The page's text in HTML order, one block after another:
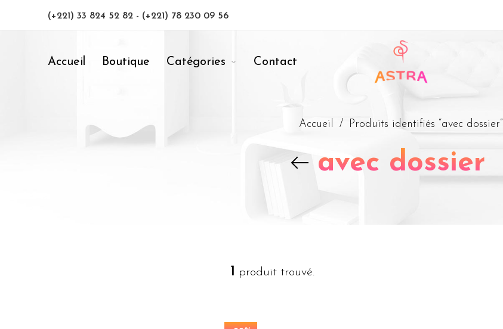
(+221) 33 824 52 82 - (+221) 78 230 09 56
Accueil Boutique Catégories Contact
Accueil / Produits identifiés “avec dossier”
avec dossier
1 produit trouvé.